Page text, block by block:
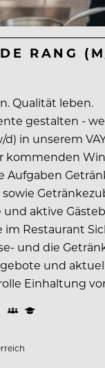
RANG
Qualität leben.
gestalten -
in unserem
kommenden
Aufgaben
sowie
und aktive
im Restaurant
und die
und
Einhaltung